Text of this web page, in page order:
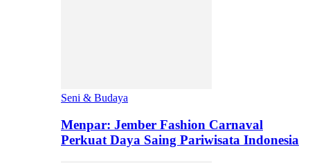
Seni & Budaya
Menpar: Jember Fashion Carnaval
Perkuat Daya Saing Pariwisata Indonesia